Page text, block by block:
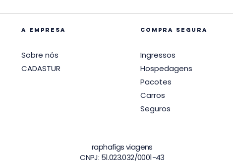
A EMPRESA
Sobre nós
CADASTUR
compra segura
Ingressos
Hospedagens
Pacotes
Carros
Seguros
raphafigs viagens
CNPJ: 51.023.032/0001-43